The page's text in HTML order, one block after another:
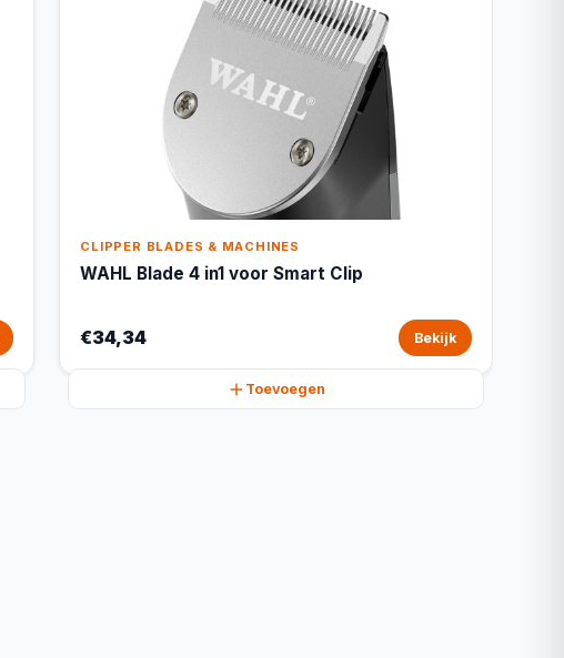
CLIPPER BLADES & MACHINES
WAHL Blade 4 in1 voor Smart Clip
€34,34 Bekijk
Toevoegen